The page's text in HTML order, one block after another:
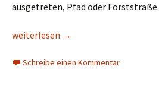
ausgetreten, Pfad oder Forststraße.
Premiumwandern (II)
weiterlesen →
Schreibe einen Kommentar